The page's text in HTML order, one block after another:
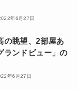
年6月27日
の眺望、2部屋あ
ランドビュー」の
年6月27日